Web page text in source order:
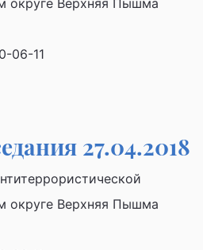
округе Верхняя Пышма
06-11
27.04.2018
округе Верхняя Пышма